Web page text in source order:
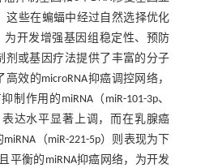
这些在蝙蝠中经过自然选择优化
为开发增强基因组稳定性、预防
剂或基因疗法提供了丰富的分子
效的microRNA抑癌调控网络，
制作用的miRNA（miR-101-3p、
表达水平显著上调，而在乳腺癌
（miR-221-5p）则表现为下
平衡的miRNA抑癌网络，为开发